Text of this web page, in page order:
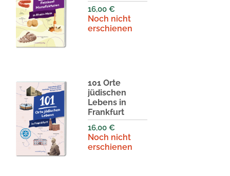
16,00 €
Noch nicht
erschienen
101 Orte
jüdischen
Lebens in
Frankfurt
16,00 €
Noch nicht
erschienen